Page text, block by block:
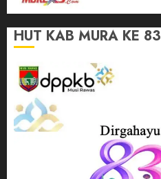
HUT KAB MURA KE 83